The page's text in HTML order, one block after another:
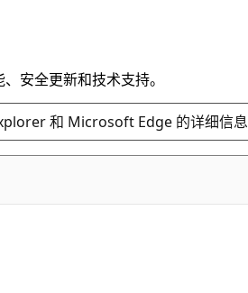
安全更新和技术支持。
和 Microsoft Edge 的详细信息